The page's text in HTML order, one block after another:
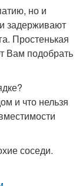
но и
задерживают
Простенькая
Вам подобрать
и что нельзя
соседи.